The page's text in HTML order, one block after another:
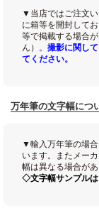
▼当店ではご注文
に箱等を開封して
等で掲載する場合
ん）。 撮影に関し
てください。
万年筆の文字幅につ
▼輸入万年筆の場
います。またメー
幅は異なる場合があ
◇文字幅サンプル